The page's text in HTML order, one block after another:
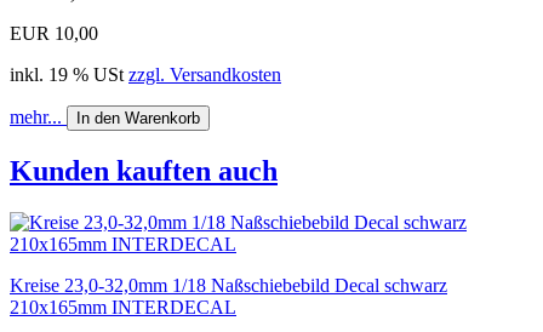
EUR 10,00
inkl. 19 % USt zzgl. Versandkosten
mehr... In den Warenkorb
Kunden kauften auch
Kreise 23,0-32,0mm 1/18 Naßschiebebild Decal schwarz
210x165mm INTERDECAL